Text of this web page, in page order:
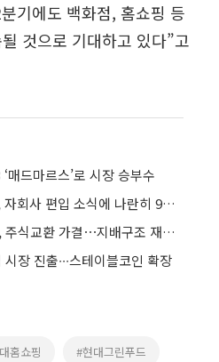
기에도 백화점, 홈쇼핑 등
것으로 기대하고 있다”고
매드마르스’로 시장 승부수
현대홈쇼핑·지에프홀딩스, 자회사 편입 소식에 나란히 9%대 급등
현대지에프홀딩스-홈쇼핑, 주식교환 가결⋯지배구조 재편 속도
장 진출∙∙∙스테이블코인 확장
홈쇼핑 #현대그린푸드